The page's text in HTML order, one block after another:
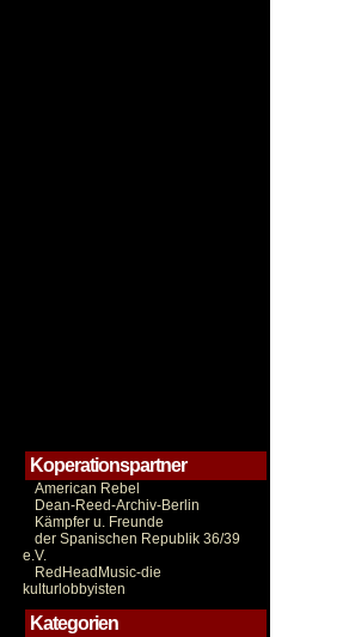
Koperationspartner
American Rebel
Dean-Reed-Archiv-Berlin
Kämpfer u. Freunde
der Spanischen Republik 36/39
e.V.
RedHeadMusic-die
kulturlobbyisten
Kategorien